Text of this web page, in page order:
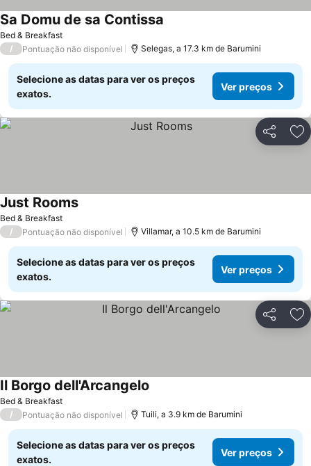
Bed & Breakfast
Sa Domu de sa Contissa
/ Pontuação não disponível Selegas, a 17.3 km de Barumini
Selecione as datas para ver os preços
exatos.
Ver preços
Partilhar
Bed & Breakfast
Just Rooms
/ Pontuação não disponível Villamar, a 10.5 km de Barumini
Selecione as datas para ver os preços
exatos.
Ver preços
Partilhar
Bed & Breakfast
Il Borgo dell'Arcangelo
/ Pontuação não disponível Tuili, a 3.9 km de Barumini
Selecione as datas para ver os preços
exatos.
Ver preços